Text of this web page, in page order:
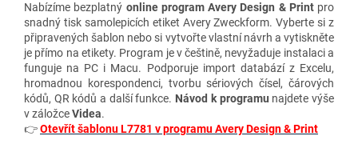
Nabízíme bezplatný online program Avery Design & Print pro
snadný tisk samolepicích etiket Avery Zweckform. Vyberte si z
připravených šablon nebo si vytvořte vlastní návrh a vytiskněte
je přímo na etikety. Program je v češtině, nevyžaduje instalaci a
funguje na PC i Macu. Podporuje import databází z Excelu,
hromadnou korespondenci, tvorbu sériových čísel, čárových
kódů, QR kódů a další funkce. Návod k programu najdete výše
v záložceVidea.
👉Otevřít šablonu L7781 v programu Avery Design & Print